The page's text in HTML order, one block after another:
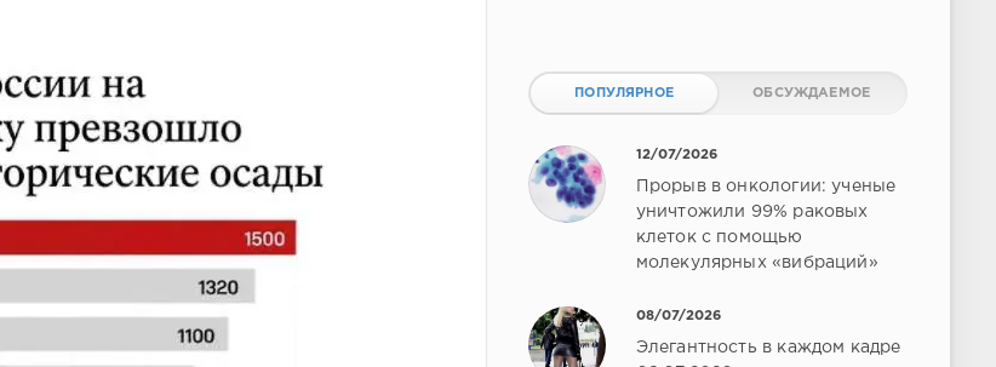
ПОПУЛЯРНОЕ ОБСУЖДАЕМОЕ
12/07/2026
Прорыв в онкологии: ученые
уничтожили 99% раковых
клеток с помощью
молекулярных «вибраций»
08/07/2026
Элегантность в каждом кадре